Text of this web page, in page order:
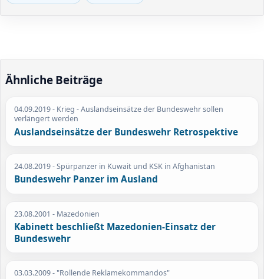
Ähnliche Beiträge
04.09.2019- Krieg - Auslandseinsätze der Bundeswehr sollen
verlängert werden
Auslandseinsätze der Bundeswehr Retrospektive
24.08.2019- Spürpanzer in Kuwait und KSK in Afghanistan
Bundeswehr Panzer im Ausland
23.08.2001 - Mazedonien
Kabinett beschließt Mazedonien-Einsatz der
Bundeswehr
03.03.2009- "Rollende Reklamekommandos"